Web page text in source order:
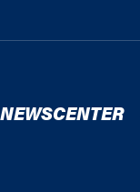
NEWSCENTER